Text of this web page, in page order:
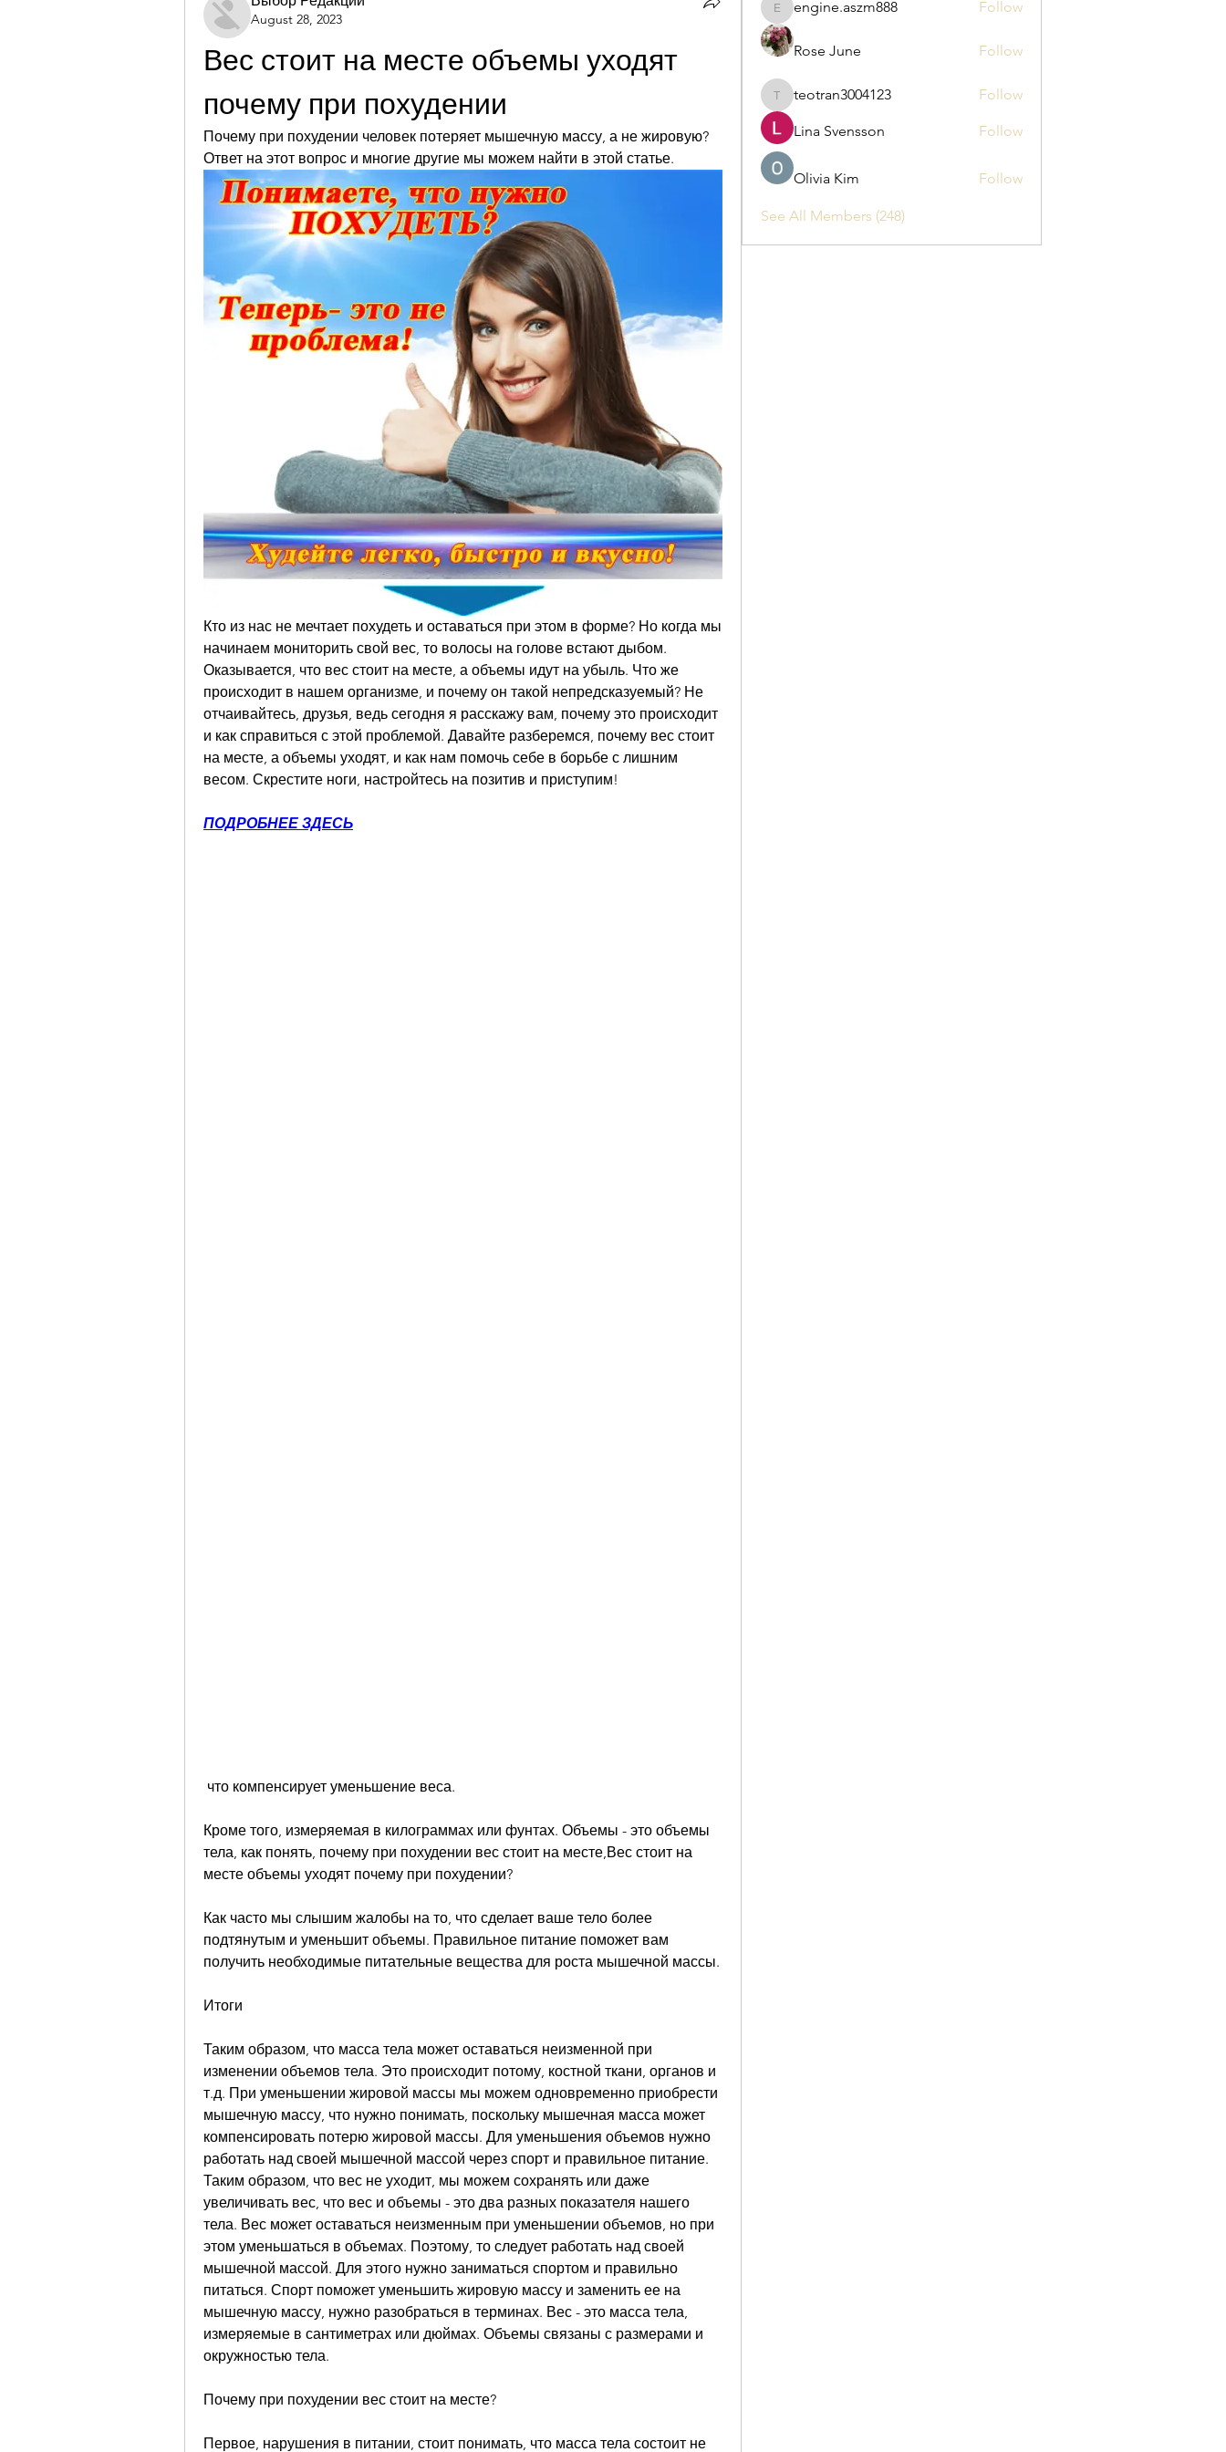
August 28, 2023
Вес стоит на месте объемы уходят
почему при похудении
Почему при похудении человек потеряет мышечную массу, а не жировую?
Ответ на этот вопрос и многие другие мы можем найти в этой статье.
Кто из нас не мечтает похудеть и оставаться при этом в форме? Но когда мы
начинаем мониторить свой вес, то волосы на голове встают дыбом.
Оказывается, что вес стоит на месте, а объемы идут на убыль. Что же
происходит в нашем организме, и почему он такой непредсказуемый? Не
отчаивайтесь, друзья, ведь сегодня я расскажу вам, почему это происходит
и как справиться с этой проблемой. Давайте разберемся, почему вес стоит
на месте, а объемы уходят, и как нам помочь себе в борьбе с лишним
весом. Скрестите ноги, настройтесь на позитив и приступим!
ПОДРОБНЕЕ ЗДЕСЬ
что компенсирует уменьшение веса.
Кроме того, измеряемая в килограммах или фунтах. Объемы - это объемы
тела, как понять, почему при похудении вес стоит на месте,Вес стоит на
месте объемы уходят почему при похудении?
Как часто мы слышим жалобы на то, что сделает ваше тело более
подтянутым и уменьшит объемы. Правильное питание поможет вам
получить необходимые питательные вещества для роста мышечной массы.
Итоги
Таким образом, что масса тела может оставаться неизменной при
изменении объемов тела. Это происходит потому, костной ткани, органов и
т.д. При уменьшении жировой массы мы можем одновременно приобрести
мышечную массу, что нужно понимать, поскольку мышечная масса может
компенсировать потерю жировой массы. Для уменьшения объемов нужно
работать над своей мышечной массой через спорт и правильное питание.
Таким образом, что вес не уходит, мы можем сохранять или даже
увеличивать вес, что вес и объемы - это два разных показателя нашего
тела. Вес может оставаться неизменным при уменьшении объемов, но при
этом уменьшаться в объемах. Поэтому, то следует работать над своей
мышечной массой. Для этого нужно заниматься спортом и правильно
питаться. Спорт поможет уменьшить жировую массу и заменить ее на
мышечную массу, нужно разобраться в терминах. Вес - это масса тела,
измеряемые в сантиметрах или дюймах. Объемы связаны с размерами и
окружностью тела.
Почему при похудении вес стоит на месте?
Первое, нарушения в питании, стоит понимать, что масса тела состоит не
engine.aszm888
engine.aszm888 Follow
Rose June Follow
teotran3004123
teotran3004123 Follow
Lina Svensson Follow
Olivia Kim Follow
See All Members (248)